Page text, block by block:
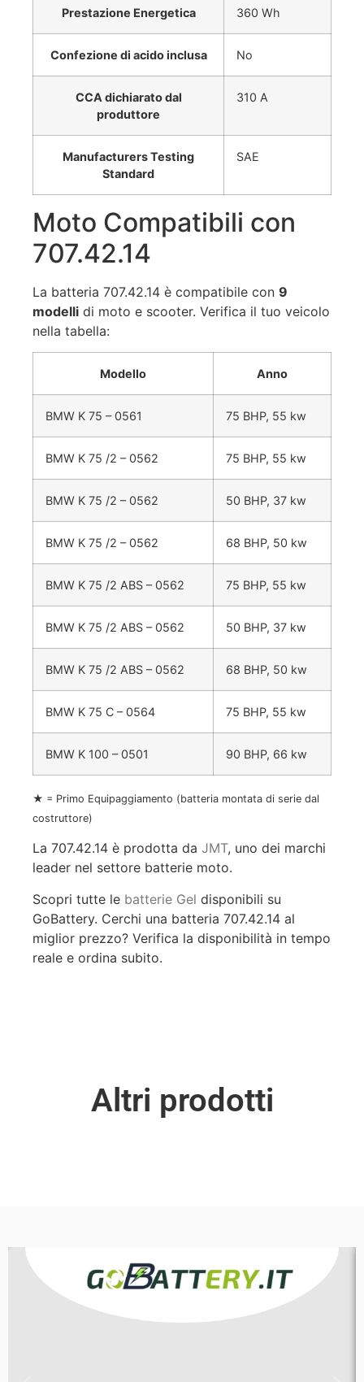
Prestazione Energetica 360 Wh
Confezione di acido inclusa No
CCA dichiarato dal
produttore
310 A
Manufacturers Testing
Standard
SAE
Moto Compatibili con
707.42.14
La batteria 707.42.14 è compatibile con 9
modelli di moto e scooter. Verifica il tuo veicolo
nella tabella:
Modello Anno
BMW K 75 – 0561 75 BHP, 55 kw
BMW K 75 /2 – 0562 75 BHP, 55 kw
BMW K 75 /2 – 0562 50 BHP, 37 kw
BMW K 75 /2 – 0562 68 BHP, 50 kw
BMW K 75 /2 ABS – 0562 75 BHP, 55 kw
BMW K 75 /2 ABS – 0562 50 BHP, 37 kw
BMW K 75 /2 ABS – 0562 68 BHP, 50 kw
BMW K 75 C – 0564 75 BHP, 55 kw
BMW K 100 – 0501 90 BHP, 66 kw
★ = Primo Equipaggiamento (batteria montata di serie dal
costruttore)
La 707.42.14 è prodotta da JMT, uno dei marchi
leader nel settore batterie moto.
Scopri tutte le batterie Gel disponibili su
GoBattery. Cerchi una batteria 707.42.14 al
miglior prezzo? Verifica la disponibilità in tempo
reale e ordina subito.
Altri prodotti